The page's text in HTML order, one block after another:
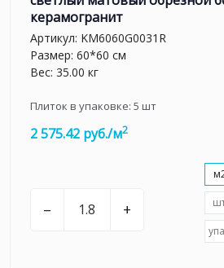
керамогранит
Артикул: KM6060G0031R
Размер: 60*60 см
Вес: 35.00 кг
Плиток в упаковке: 5 шт
2 575.42 руб./м2
– +